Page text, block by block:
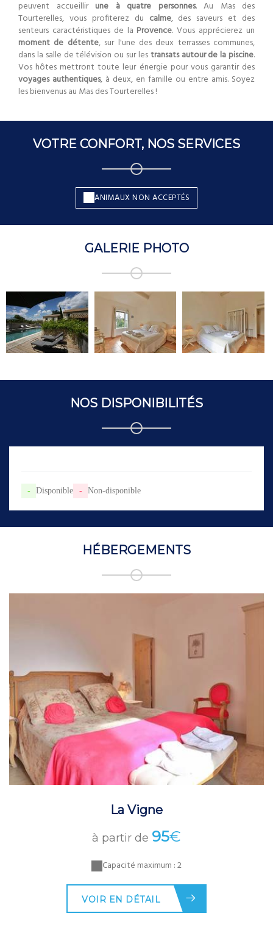
peuvent accueillir une à quatre personnes. Au Mas des
Tourterelles, vous profiterez du calme, des saveurs et des
senteurs caractéristiques de la Provence. Vous apprécierez un
moment de détente, sur l'une des deux terrasses communes,
dans la salle de télévision ou sur lestransats autour de la piscine.
Vos hôtes mettront toute leur énergie pour vous garantir des
voyages authentiques, à deux, en famille ou entre amis. Soyez
les bienvenus au Mas des Tourterelles !
VOTRE CONFORT, NOS SERVICES
ANIMAUX NON ACCEPTÉS
GALERIE PHOTO
NOS DISPONIBILITÉS
- Disponible - Non-disponible
HÉBERGEMENTS
La Vigne
à partir de 95€
Capacité maximum : 2
VOIR EN DÉTAIL